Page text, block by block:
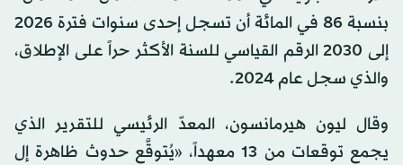
بنسبة 86 في المائة أن تسجل إحدى سنوات فترة 2026
إلى 2030 الرقم القياسي للسنة الأكثر حراً على الإطلاق،
والذي سجل عام 2024.
وقال ليون هيرمانسون، المعدّ الرئيسي للتقرير الذي
يجمع توقعات من 13 معهداً، «يُتوقَّع حدوث ظاهرة إل